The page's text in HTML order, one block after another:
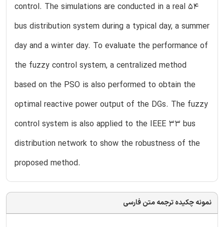
control. The simulations are conducted in a real 54
bus distribution system during a typical day, a summer
day and a winter day. To evaluate the performance of
the fuzzy control system, a centralized method
based on the PSO is also performed to obtain the
optimal reactive power output of the DGs. The fuzzy
control system is also applied to the IEEE 33 bus
distribution network to show the robustness of the
proposed method.
نمونه چکیده ترجمه متن فارسی